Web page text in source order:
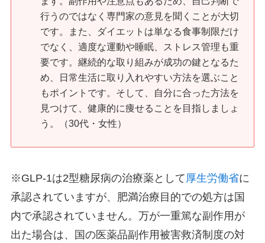
行うのではなく専門家の意見を聞くことが大切
です。また、ダイエットは単なる食事制限だけ
でなく、適度な運動や睡眠、ストレス管理も重
要です。継続的な取り組みが成功の鍵となるた
め、日常生活に取り入れやすい方法を選ぶこと
もポイントです。そして、自分に合った方法を
見つけて、健康的に痩せることを目指しましょ
う。（30代・女性）
※GLP-1は2型糖尿病の治療薬として厚生労働省に
承認されていますが、肥満治療目的での処方は国
内で承認されていません。万が一重篤な副作用が
出た場合は、国の医薬品副作用被害救済制度の対